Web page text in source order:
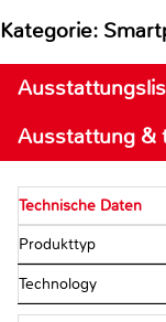
Kategorie:
Ausstattung &
Technische Daten
Produkttyp
Technology